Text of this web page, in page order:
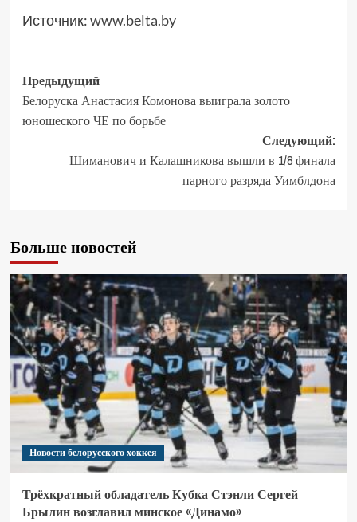
Источник:www.belta.by
Предыдущий
Белоруска Анастасия Комонова выиграла золото
юношеского ЧЕ по борьбе
Следующий:
Шиманович и Калашникова вышли в 1/8 финала
парного разряда Уимблдона
Больше новостей
Новости белорусского хоккея
Трёхкратный обладатель Кубка Стэнли Сергей
Брылин возглавил минское «Динамо»